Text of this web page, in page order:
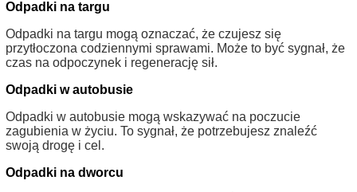
Odpadki na targu
Odpadki na targu mogą oznaczać, że czujesz się
przytłoczona codziennymi sprawami. Może to być sygnał, że
czas na odpoczynek i regenerację sił.
Odpadki w autobusie
Odpadki w autobusie mogą wskazywać na poczucie
zagubienia w życiu. To sygnał, że potrzebujesz znaleźć
swoją drogę i cel.
Odpadki na dworcu